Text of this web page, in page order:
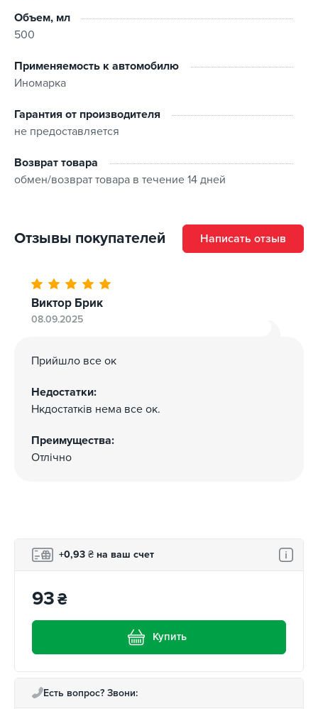
Препятствует появлению и распространению ржавчины.
Гарантирует быстрое и четкое срабатывание тормозов,
повышая комфорт во время движения.
Универсально подходит для легкового и грузового
автотранспорта отечественного и зарубежного
происхождения.
Объем, мл
500
Применяемость к автомобилю
Иномарка
Гарантия от производителя
не предоставляется
Возврат товара
обмен/возврат товара в течение 14 дней
Отзывы покупателей Написать отзыв
Виктор Брик
08.09.2025
Прийшло все ок
Недостатки:
Нкдостатків нема все ок.
Преимущества:
Отлічно
+0,93 ₴ на ваш счет
93₴
Купить
Есть вопрос? Звони: